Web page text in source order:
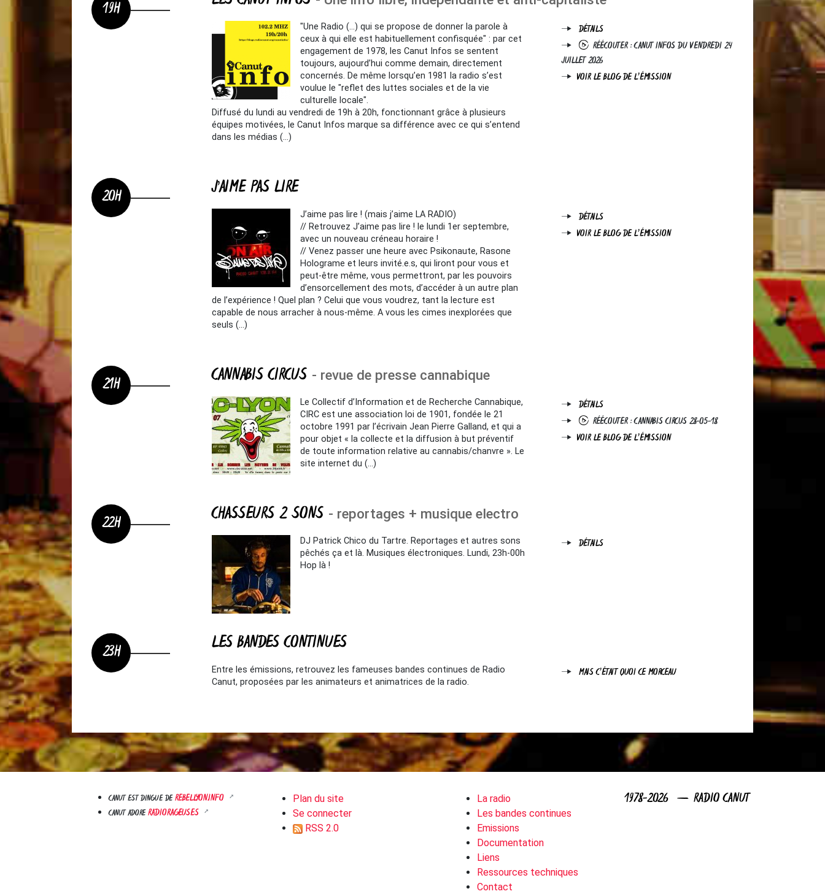
19H
"Une Radio (…) qui se propose de donner la parole à
ceux à qui elle est habituellement confisquée" : par cet
engagement de 1978, les Canut Infos se sentent
toujours, aujourd’hui comme demain, directement
concernés. De même lorsqu’en 1981 la radio s’est
voulue le "reflet des luttes sociales et de la vie
culturelle locale".
Diffusé du lundi au vendredi de 19h à 20h, fonctionnant grâce à plusieurs
équipes motivées, le Canut Infos marque sa différence avec ce qui s’entend
dans les médias (…)
DÉTAILS
RÉÉCOUTER : CANUT INFOS DU VENDREDI 24
JUILLET 2026
VOIR LE BLOG DE L'ÉMISSION
20H J’AIME PAS LIRE
J’aime pas lire ! (mais j’aime LA RADIO)
// Retrouvez J’aime pas lire ! le lundi 1er septembre,
avec un nouveau créneau horaire !
// Venez passer une heure avec Psikonaute, Rasone
Holograme et leurs invité.e.s, qui liront pour vous et
peut-être même, vous permettront, par les pouvoirs
d’ensorcellement des mots, d’accéder à un autre plan
de l’expérience ! Quel plan ? Celui que vous voudrez, tant la lecture est
capable de nous arracher à nous-même. A vous les cimes inexplorées que
seuls (…)
DÉTAILS
VOIR LE BLOG DE L'ÉMISSION
21H CANNABIS CIRCUS - revue de presse cannabique
Le Collectif d’Information et de Recherche Cannabique,
CIRC est une association loi de 1901, fondée le 21
octobre 1991 par l’écrivain Jean Pierre Galland, et qui a
pour objet « la collecte et la diffusion à but préventif
de toute information relative au cannabis/chanvre ». Le
site internet du (…)
DÉTAILS
RÉÉCOUTER : CANNABIS CIRCUS 28-05-18
VOIR LE BLOG DE L'ÉMISSION
22H CHASSEURS 2 SONS - reportages + musique electro
DJ Patrick Chico du Tartre. Reportages et autres sons
pêchés ça et là. Musiques électroniques. Lundi, 23h-00h
Hop là !
DÉTAILS
23H LES BANDES CONTINUES
Entre les émissions, retrouvez les fameuses bandes continues de Radio
Canut, proposées par les animateurs et animatrices de la radio.
MAIS C'ÉTAIT QUOI CE MORCEAU
CANUT EST DINGUE DEREBELLYON.INFO
CANUT ADORERADIORAGEUSES
Plan du site
Se connecter
RSS 2.0
La radio
Les bandes continues
Emissions
Documentation
Liens
Ressources techniques
Contact
1978-2026 — RADIO CANUT